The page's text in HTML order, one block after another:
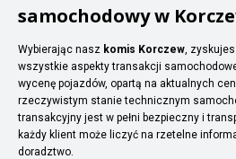
samochodowy w
Wybierając nasz komis Korczew,
wszystkie aspekty transakcji
wycenę pojazdów, opartą na aktualnych
rzeczywistym stanie technicznym
transakcyjny jest w pełni bezpieczny i
każdy klient może liczyć na rzetelne
doradztwo.